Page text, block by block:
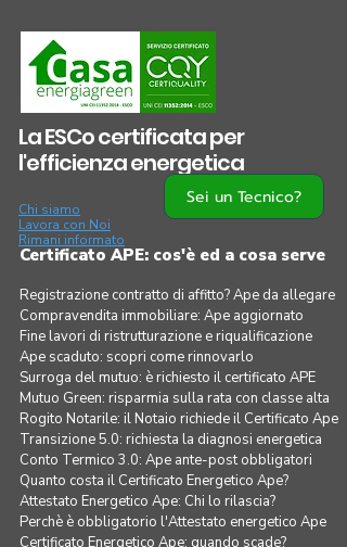
La ESCo certificata per
l'efficienza energetica
Chi siamo
Lavora con Noi
Rimani informato
Certificato APE: cos'è ed a cosa serve
Registrazione contratto di affitto? Ape da allegare
Compravendita immobiliare: Ape aggiornato
Fine lavori di ristrutturazione e riqualificazione
Ape scaduto: scopri come rinnovarlo
Surroga del mutuo: è richiesto il certificato APE
Mutuo Green: risparmia sulla rata con classe alta
Rogito Notarile: il Notaio richiede il Certificato Ape
Transizione 5.0: richiesta la diagnosi energetica
Conto Termico 3.0: Ape ante-post obbligatori
Quanto costa il Certificato Energetico Ape?
Attestato Energetico Ape: Chi lo rilascia?
Perchè è obbligatorio l'Attestato energetico Ape
Certificato Energetico Ape: quando scade?
Sei un Tecnico?